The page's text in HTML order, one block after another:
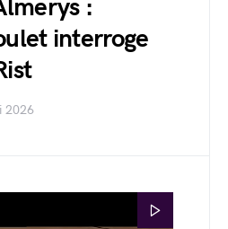
:
interroge
2026